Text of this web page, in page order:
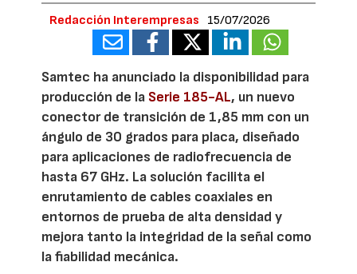
Redacción Interempresas 15/07/2026
Samtec ha anunciado la disponibilidad para
producción de la Serie 185-AL, un nuevo
conector de transición de 1,85 mm con un
ángulo de 30 grados para placa, diseñado
para aplicaciones de radiofrecuencia de
hasta 67 GHz. La solución facilita el
enrutamiento de cables coaxiales en
entornos de prueba de alta densidad y
mejora tanto la integridad de la señal como
la fiabilidad mecánica.